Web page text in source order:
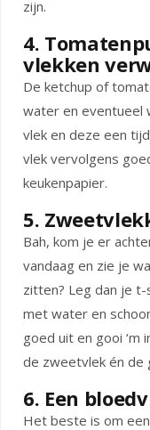
zijn.
4.
vlekken
De ketchup of
water en eventueel
vlek en deze een
vlek vervolgens
keukenpapier.
5.
Bah, kom je er
vandaag en zie je
zitten? Leg dan je
met water en
goed uit en gooi ‘m
de zweetvlek én de
6. Een
Het beste is om